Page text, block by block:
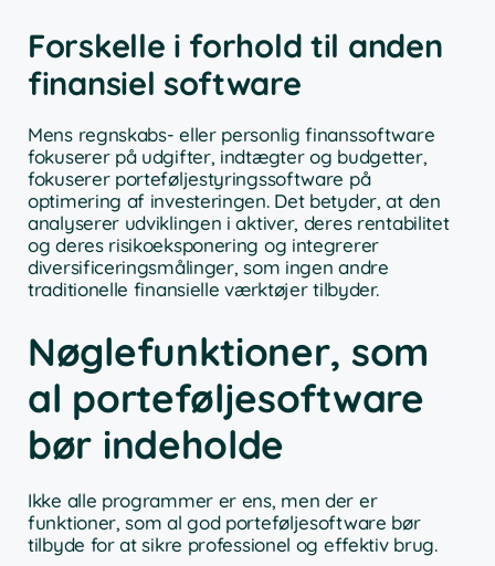
Forskelle i forhold til anden
finansiel software
Mens regnskabs- eller personlig finanssoftware
fokuserer på udgifter, indtægter og budgetter,
fokuserer porteføljestyringssoftware på
optimering af investeringen. Det betyder, at den
analyserer udviklingen i aktiver, deres rentabilitet
og deres risikoeksponering og integrerer
diversificeringsmålinger, som ingen andre
traditionelle finansielle værktøjer tilbyder.
Nøglefunktioner, som
al porteføljesoftware
bør indeholde
Ikke alle programmer er ens, men der er
funktioner, som al god porteføljesoftware bør
tilbyde for at sikre professionel og effektiv brug.